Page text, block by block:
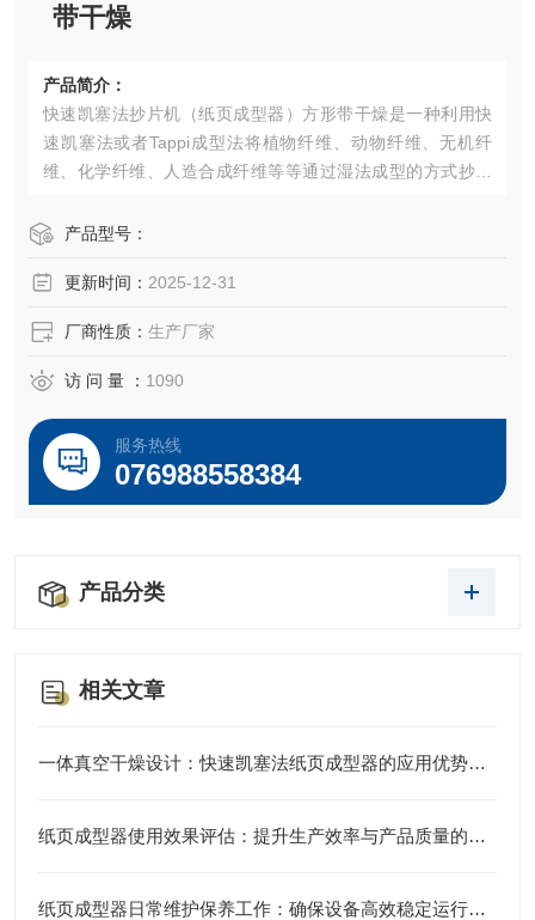
带干燥
产品简介：
快速凯塞法抄片机（纸页成型器）方形带干燥是一种利用快
速凯塞法或者Tappi成型法将植物纤维、动物纤维、无机纤
维、化学纤维、人造合成纤维等等通过湿法成型的方式抄造
或者真空高温干燥等干燥方式进行快速干燥。
产品型号：
更新时间： 2025-12-31
厂商性质： 生产厂家
访 问 量 ： 1090
服务热线
076988558384
产品分类
相关文章
一体真空干燥设计：快速凯塞法纸页成型器的应用优势说明
纸页成型器使用效果评估：提升生产效率与产品质量的利器
纸页成型器日常维护保养工作：确保设备高效稳定运行的关键